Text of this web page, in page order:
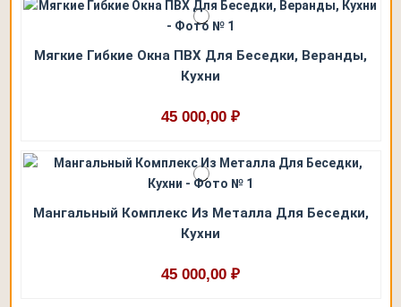
Мягкие Гибкие Окна ПВХ Для Беседки, Веранды,
Кухни
45 000,00 ₽
Мангальный Комплекс Из Металла Для Беседки,
Кухни
45 000,00 ₽